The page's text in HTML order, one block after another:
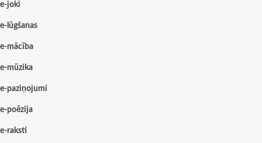
e-joki
e-lūgšanas
e-mācība
e-mūzika
e-paziņojumi
e-poēzija
e-raksti